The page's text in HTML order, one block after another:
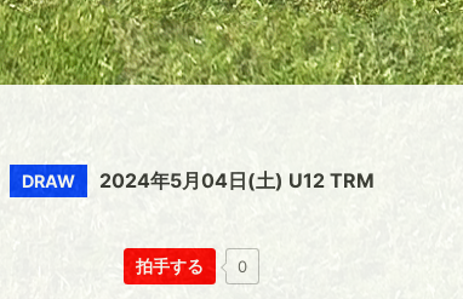
DRAW 2024年5月04日(土) U12 TRM
拍手する 0